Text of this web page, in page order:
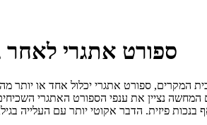
ספורט אתגרי לאחר גיל 40: סיכון רב
המקרים, ספורט אתגרי יכלול אחד או יותר
נציין את ענפי הספורט האתגרי